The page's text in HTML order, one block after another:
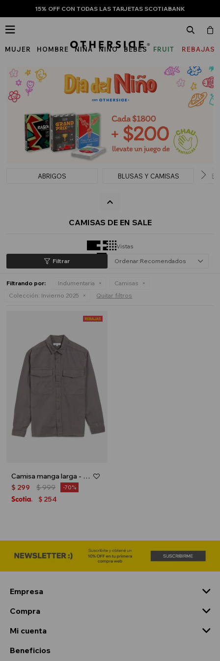
15% OFF CON TODAS LAS TARJETAS SCOTIABANK
MUJER HOMBRE NIÑA NIÑO BEBÉS
FRUIT
THE
LOOM
REBAJAS

ABRIGOS BLUSAS Y CAMISAS
CAMISAS DE EN SALE
Vistas
Recomendados
Filtrando por: Indumentaria
Camisas
Colección: Invierno 2025 Quitar filtros
Camisa manga larga - Gris oscuro
$ 299 $999 70
$ 254
Empresa
Compra
Mi cuenta
Beneficios